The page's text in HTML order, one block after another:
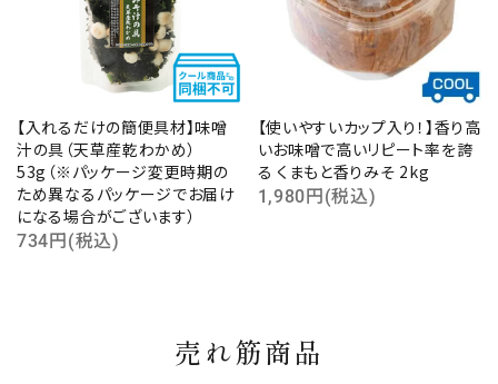
【入れるだけの簡便具材】味噌
汁の具（天草産乾わかめ）
53g（※パッケージ変更時期の
ため異なるパッケージでお届け
になる場合がございます）
734円(税込)
【使いやすいカップ入り！】香り高
いお味噌で高いリピート率を誇
る くまもと香りみそ 2kg
1,980円(税込)
売れ筋商品